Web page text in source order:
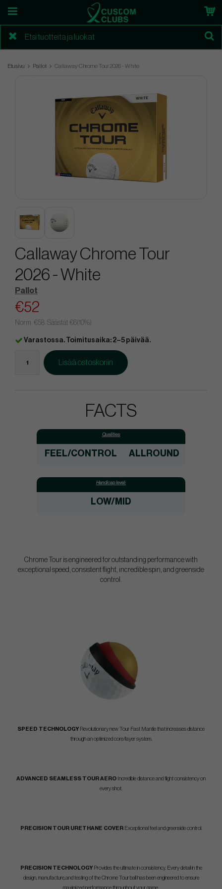
Etusivu Pallot Callaway Chrome Tour 2026 - White
Callaway Chrome Tour
2026 - White
Pallot
€52
Norm. €58. Säästät €6(10%)
Varastossa. Toimitusaika: 2–5 päivää.
Lisää ostoskoriin
FACTS
Qualities:
FEEL/CONTROL ALLROUND
Handicap level:
LOW/MID
Chrome Tour is engineered for outstanding performance with
exceptional speed, consistent flight, incredible spin, and greenside
control.
SPEED TECHNOLOGY Revolutionary new Tour Fast Mantle that increases distance
through an optimized core/layer system.
ADVANCED SEAMLESS TOUR AERO Incredible distance and flight consistency on
every shot.
PRECISION TOUR URETHANE COVERExceptional feel and greenside control.
PRECISION TECHNOLOGYProvides the ultimate in consistency. Every detail in the
design, manufacture,and testing of the Chrome Tour ball has been engineered to ensure